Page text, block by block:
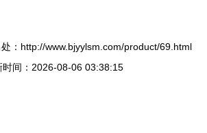
：http://www.bjyylsm.com/product/69.html
时间：2026-08-06 03:38:15